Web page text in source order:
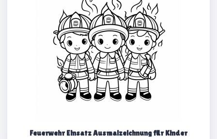
Feuerwehr Einsatz Ausmalzeichnung für Kinder